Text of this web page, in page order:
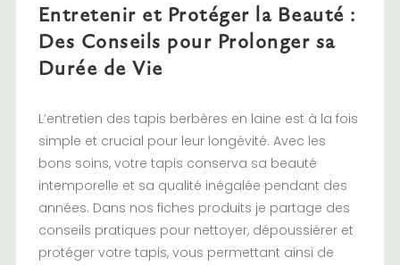
Entretenir et Protéger la Beauté :
Des Conseils pour Prolonger sa
Durée de Vie
L’entretien des tapis berbères en laine est à la fois
simple et crucial pour leur longévité. Avec les
bons soins, votre tapis conserva sa beauté
intemporelle et sa qualité inégalée pendant des
années. Dans nos fiches produits je partage des
conseils pratiques pour nettoyer, dépoussiérer et
protéger votre tapis, vous permettant ainsi de